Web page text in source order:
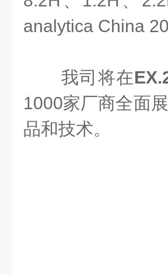
analytica China
我司将在
1000家厂商全面
品和技术。